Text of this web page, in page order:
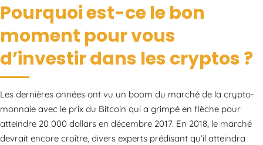
Pourquoi est-ce le bon
moment pour vous
d’investir dans les cryptos ?
Les dernières années ont vu un boom du marché de la crypto-
monnaie avec le prix du Bitcoin qui a grimpé en flèche pour
atteindre 20 000 dollars en décembre 2017. En 2018, le marché
devrait encore croître, divers experts prédisant qu’il atteindra